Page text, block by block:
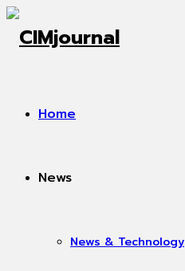
Home
News
News & Technology